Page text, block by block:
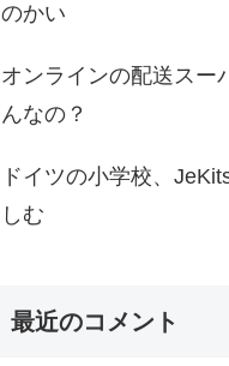
のかい
オンラインの配送スー
んなの？
ドイツの小学校、
しむ
最近のコメント